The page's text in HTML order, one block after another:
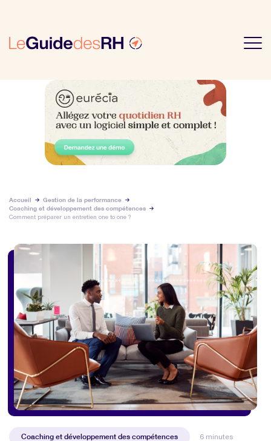
Accueil
Gestion de la performance
Coaching et développement des compétences
Comment préparer un entretien one to one ?
Coaching et développement des compétences 6 minutes